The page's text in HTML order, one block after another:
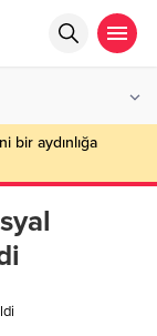
bir aydınlığa